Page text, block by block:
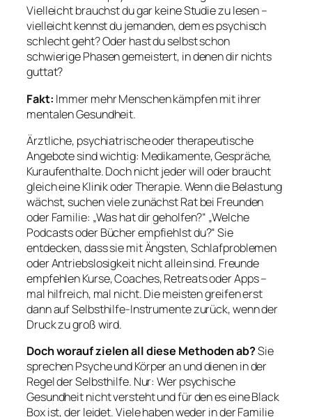
Vielleicht brauchst du gar keine Studie zu lesen –
vielleicht kennst du jemanden, dem es psychisch
schlecht geht? Oder hast du selbst schon
schwierige Phasen gemeistert, in denen dir nichts
guttat?
Fakt: Immer mehr Menschen kämpfen mit ihrer
mentalen Gesundheit.
Ärztliche, psychiatrische oder therapeutische
Angebote sind wichtig: Medikamente, Gespräche,
Kuraufenthalte. Doch nicht jeder will oder braucht
gleich eine Klinik oder Therapie. Wenn die Belastung
wächst, suchen viele zunächst Rat bei Freunden
oder Familie: „Was hat dir geholfen?“ „Welche
Podcasts oder Bücher empfiehlst du?“ Sie
entdecken, dass sie mit Ängsten, Schlafproblemen
oder Antriebslosigkeit nicht allein sind. Freunde
empfehlen Kurse, Coaches, Retreats oder Apps –
mal hilfreich, mal nicht. Die meisten greifen erst
dann auf Selbsthilfe-Instrumente zurück, wenn der
Druck zu groß wird.
Doch worauf zielen all diese Methoden ab?Sie
sprechen Psyche und Körper an und dienen in der
Regel der Selbsthilfe. Nur: Wer psychische
Gesundheit nicht versteht und für den es eine Black
Box ist, der leidet. Viele haben weder in der Familie